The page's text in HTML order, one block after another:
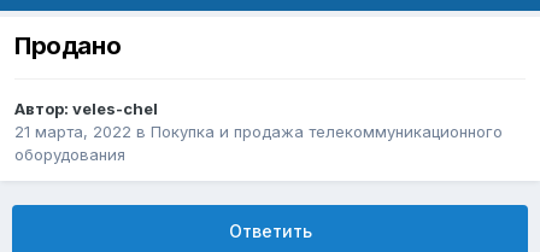
Продано
Автор: veles-chel
21 марта, 2022 в Покупка и продажа телекоммуникационного
оборудования
Ответить